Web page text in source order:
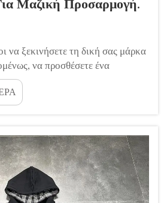
Μαζική Προσαρμογή.
να ξεκινήσετε τη δική σας μάρκα
να προσθέσετε ένα
στην υφιστάμενη συλλογή
μια εξαιρετική επιλογή.
κάθε γκαρνταρόμπα, έναν
του streetwear. Ωστόσο, όταν